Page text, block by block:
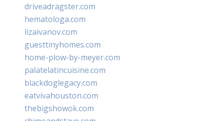
driveadragster.com
hematologa.com
lizaivanov.com
guesttinyhomes.com
home-plow-by-meyer.com
palatelatincuisine.com
blackdoglegacy.com
eatvivahouston.com
thebigshowok.com